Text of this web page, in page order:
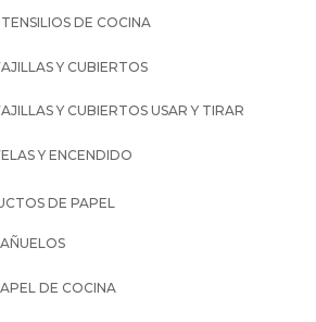
DE COCINA
Y CUBIERTOS
Y CUBIERTOS USAR Y TIRAR
Y ENCENDIDO
DE PAPEL
DE COCINA